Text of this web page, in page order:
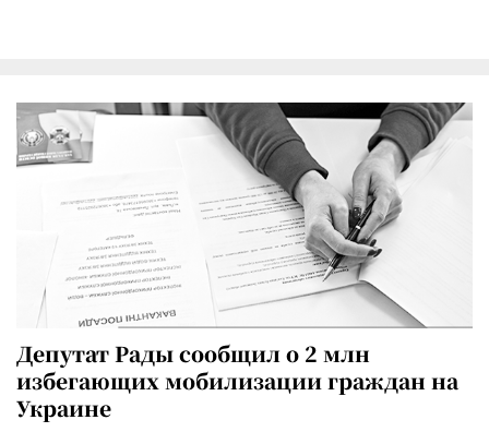
Депутат Рады сообщил о 2 млн
избегающих мобилизации граждан на
Украине